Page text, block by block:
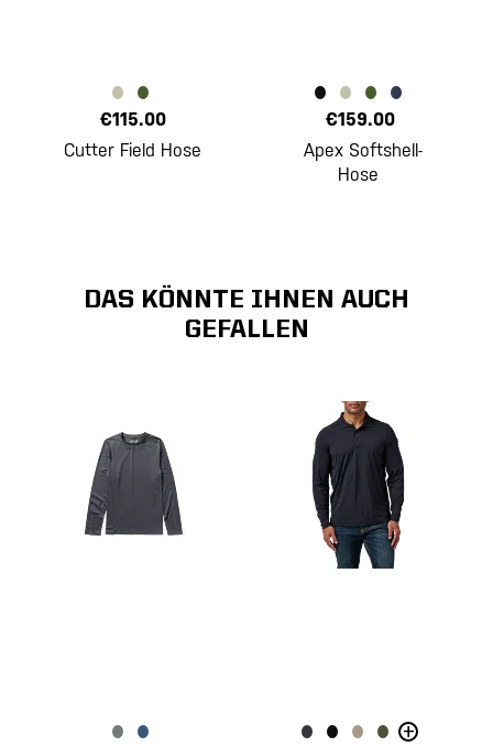
€115.00
Cutter Field Hose
€159.00
Apex Softshell-
Hose
DAS KÖNNTE IHNEN AUCH
GEFALLEN
+